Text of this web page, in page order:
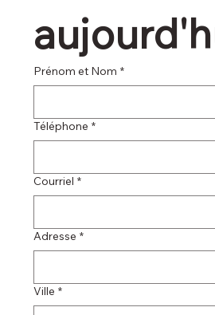
Prénom et Nom *
Téléphone *
Courriel *
Adresse *
Ville *